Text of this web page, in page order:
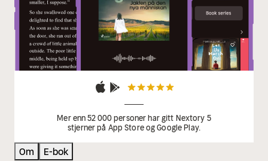
Mer enn 52 000 personer har gitt Nextory 5
stjerner på App Store og Google Play.
Om
E-bok